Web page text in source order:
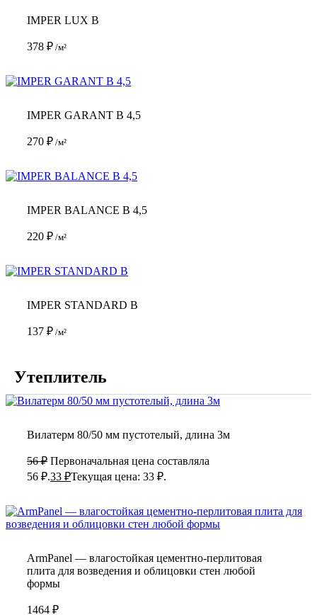
IMPER LUX B
378 ₽ /м²
IMPER GARANT B 4,5
270 ₽ /м²
IMPER BALANCE B 4,5
220 ₽ /м²
IMPER STANDARD B
137 ₽ /м²
Утеплитель
Вилатерм 80/50 мм пустотелый, длина 3м
56₽ Первоначальная цена составляла
56 ₽.33 ₽Текущая цена: 33 ₽.
ArmPanel — влагостойкая цементно-перлитовая
плита для возведения и облицовки стен любой
формы
1464 ₽